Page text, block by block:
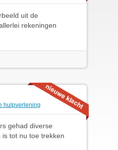
uit de
rekeningen
hulpverlening
gehad diverse
tot nu toe trekken